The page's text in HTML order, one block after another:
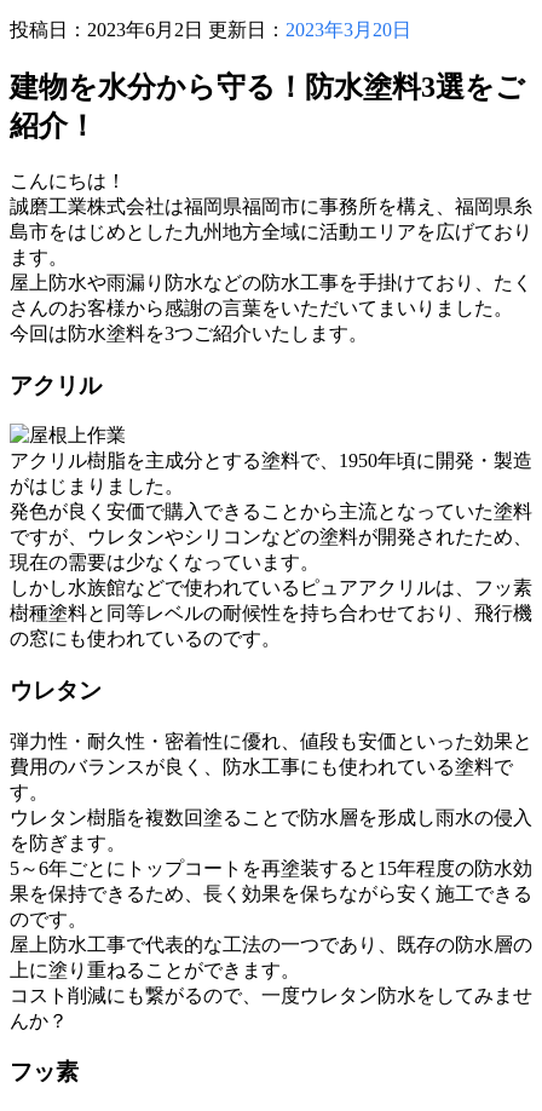
投稿日：2023年6月2日 更新日： 2023年3月20日
建物を水分から守る！防水塗料3選をご
紹介！
こんにちは！
誠磨工業株式会社は福岡県福岡市に事務所を構え、福岡県糸
島市をはじめとした九州地方全域に活動エリアを広げており
ます。
屋上防水や雨漏り防水などの防水工事を手掛けており、たく
さんのお客様から感謝の言葉をいただいてまいりました。
今回は防水塗料を3つご紹介いたします。
アクリル
アクリル樹脂を主成分とする塗料で、1950年頃に開発・製造
がはじまりました。
発色が良く安価で購入できることから主流となっていた塗料
ですが、ウレタンやシリコンなどの塗料が開発されたため、
現在の需要は少なくなっています。
しかし水族館などで使われているピュアアクリルは、フッ素
樹種塗料と同等レベルの耐候性を持ち合わせており、飛行機
の窓にも使われているのです。
ウレタン
弾力性・耐久性・密着性に優れ、値段も安価といった効果と
費用のバランスが良く、防水工事にも使われている塗料で
す。
ウレタン樹脂を複数回塗ることで防水層を形成し雨水の侵入
を防ぎます。
5～6年ごとにトップコートを再塗装すると15年程度の防水効
果を保持できるため、長く効果を保ちながら安く施工できる
のです。
屋上防水工事で代表的な工法の一つであり、既存の防水層の
上に塗り重ねることができます。
コスト削減にも繋がるので、一度ウレタン防水をしてみませ
んか？
フッ素